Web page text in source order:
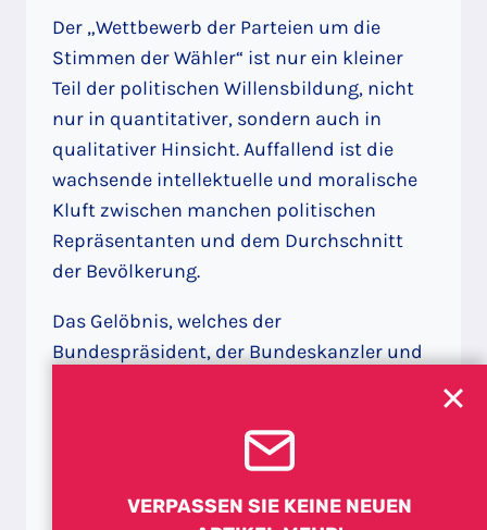
Der „Wettbewerb der Parteien um die
Stimmen der Wähler“ ist nur ein kleiner
Teil der politischen Willensbildung, nicht
nur in quantitativer, sondern auch in
qualitativer Hinsicht. Auffallend ist die
wachsende intellektuelle und moralische
Kluft zwischen manchen politischen
Repräsentanten und dem Durchschnitt
der Bevölkerung.
Das Gelöbnis, welches der
Bundespräsident, der Bundeskanzler und
unmissverständlich und ausschließlich
die unbedingte Loyalität der Top-Exekutive
zur Republik Österreich:
VERPASSEN SIE KEINE NEUEN